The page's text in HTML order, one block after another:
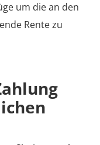
um die an den
Rente zu